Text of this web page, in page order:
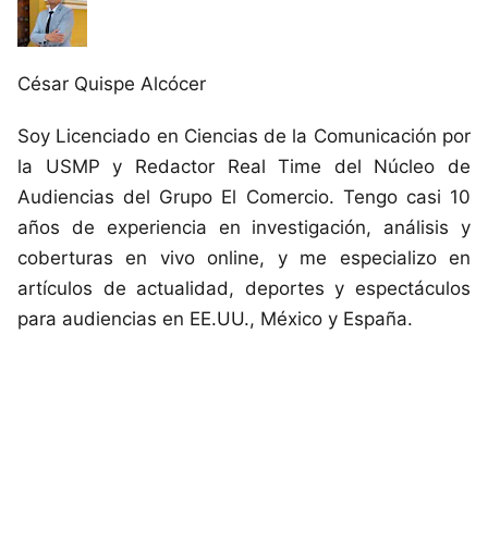
César Quispe Alcócer
Soy Licenciado en Ciencias de la Comunicación por
la USMP y Redactor Real Time del Núcleo de
Audiencias del Grupo El Comercio. Tengo casi 10
años de experiencia en investigación, análisis y
coberturas en vivo online, y me especializo en
artículos de actualidad, deportes y espectáculos
para audiencias en EE.UU., México y España.